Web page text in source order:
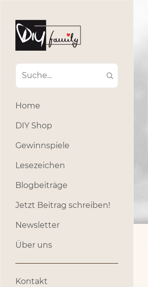
Home
DIY Shop
Gewinnspiele
Lesezeichen
Blogbeiträge
Jetzt Beitrag schreiben!
Newsletter
Über uns
Kontakt